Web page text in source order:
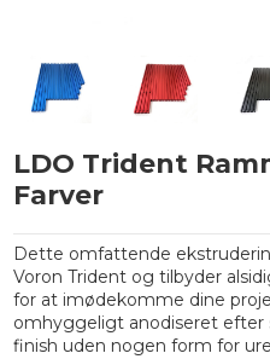
LDO Trident
Farver
Dette omfattende
Voron Trident og tilbyder
for at imødekomme dine
omhyggeligt anodiseret efter
finish uden nogen form for